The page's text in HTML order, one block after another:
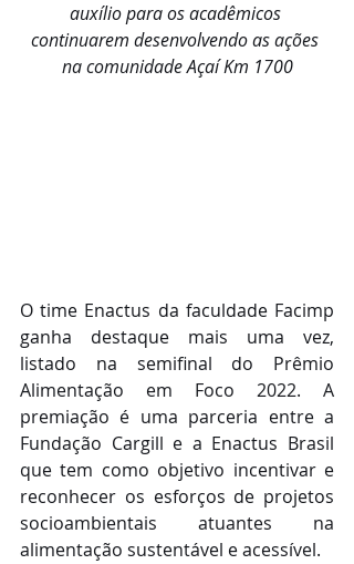
auxílio para os acadêmicos
continuarem desenvolvendo as ações
na comunidade Açaí Km 1700
O time Enactus da faculdade Facimp
ganha destaque mais uma vez,
listado na semifinal do Prêmio
Alimentação em Foco 2022. A
premiação é uma parceria entre a
Fundação Cargill e a Enactus Brasil
que tem como objetivo incentivar e
reconhecer os esforços de projetos
socioambientais atuantes na
alimentação sustentável e acessível.